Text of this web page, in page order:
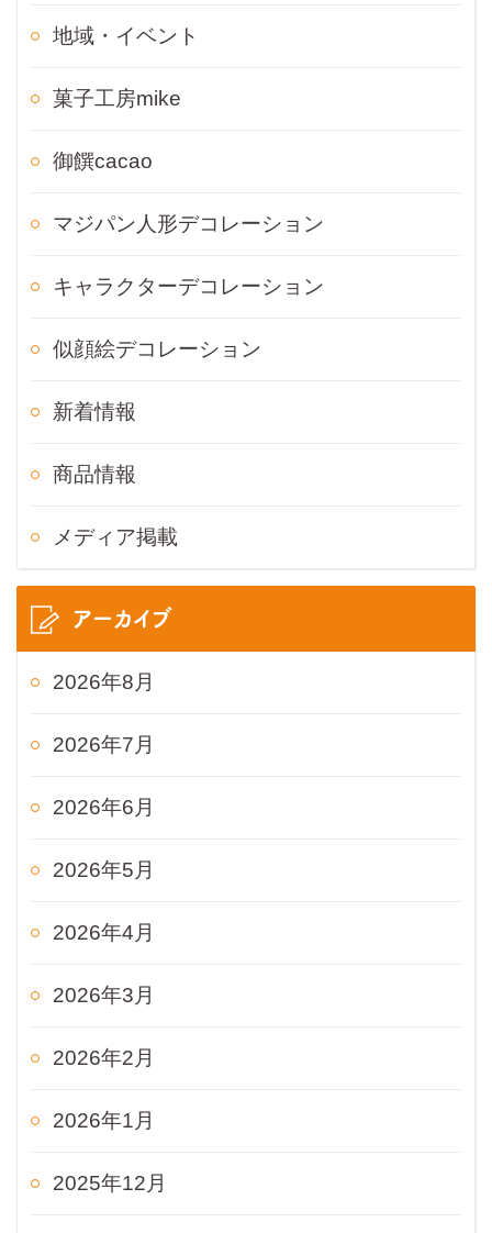
地域・イベント
菓子工房mike
御饌cacao
マジパン人形デコレーション
キャラクターデコレーション
似顔絵デコレーション
新着情報
商品情報
メディア掲載
アーカイブ
2026年8月
2026年7月
2026年6月
2026年5月
2026年4月
2026年3月
2026年2月
2026年1月
2025年12月